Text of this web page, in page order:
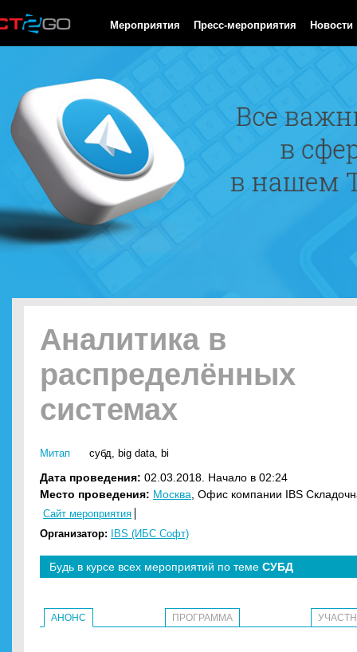
Мероприятия Пресс-мероприятия Новости
Аналитика в
распределённых
системах
Митап субд, big data, bi
Дата проведения: 02.03.2018. Начало в 02:24
Место проведения: Москва , Офис компании IBS
Сайт мероприятия
Организатор:
IBS (ИБС Софт)
Будь в курсе всех мероприятий по теме СУБД
АНОНС ПРОГРАММА